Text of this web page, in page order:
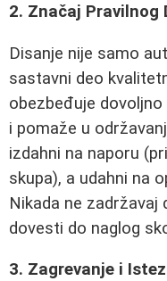
2. Značaj Pravilnog
Disanje nije samo
sastavni deo
obezbeđuje
i pomaže u
izdahni na naporu
skupa), a udahni na
Nikada ne
dovesti do naglog
3. Zagrevanje i